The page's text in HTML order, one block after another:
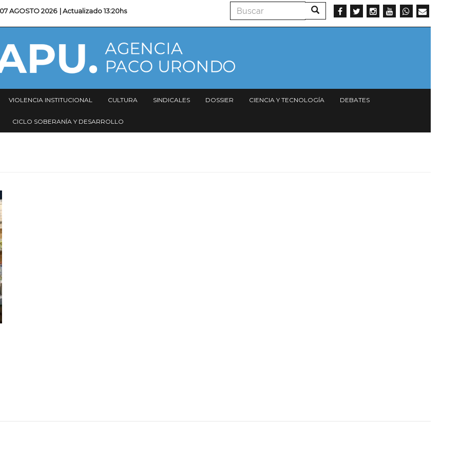
AGOSTO 2026 | Actualizado13:20hs Buscar Buscar
VIOLENCIA INSTITUCIONAL CULTURA SINDICALES DOSSIER CIENCIA Y TECNOLOGÍA DEBATES
CICLO SOBERANÍA Y DESARROLLO